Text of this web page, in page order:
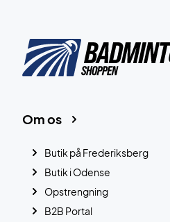
Om os
Butik på Frederiksberg
Butik i Odense
Opstrengning
B2B Portal